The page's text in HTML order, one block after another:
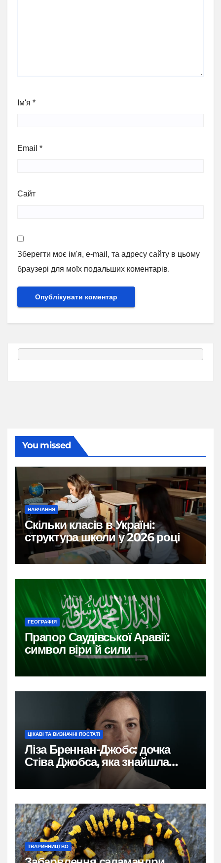
Ім'я *
Email *
Сайт
Зберегти моє ім'я, e-mail, та адресу сайту в цьому
браузері для моїх подальших коментарів.
You missed
НАВЧАННЯ
Скільки класів в Україні:
структура школи у 2026 році
ГЕОГРАФІЯ
Прапор Саудівської Аравії:
символ віри й сили
ЦІКАВІ ТА ВИЗНАЧНІ ПОСТАТІ
Ліза Бреннан-Джобс: дочка
Стіва Джобса, яка знайшла
власний голос
ТВАРИННИЦТВО